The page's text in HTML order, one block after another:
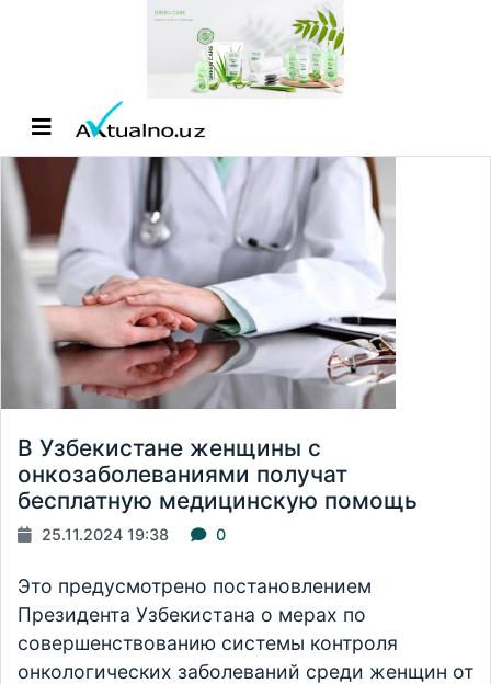
В Узбекистане женщины с
онкозаболеваниями получат
бесплатную медицинскую помощь
25.11.2024 19:38 0
Это предусмотрено постановлением
Президента Узбекистана о мерах по
совершенствованию системы контроля
онкологических заболеваний среди женщин от